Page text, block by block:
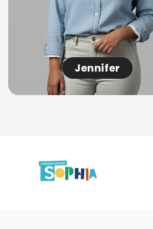
Jennifer